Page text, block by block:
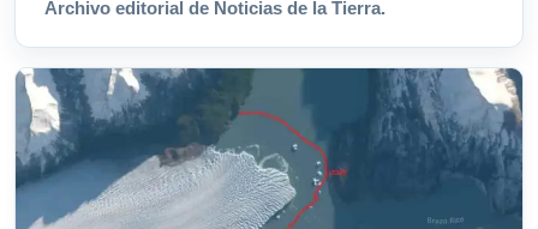
Archivo editorial de Noticias de la Tierra.